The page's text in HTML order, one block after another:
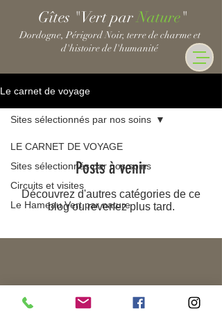
Dordogne, Périgord Noir, terre de charme et
d'histoire de l'humanité
Gîtes "Vert parNature"
Le carnet de voyage
LE CARNET DE VOYAGE
Sites sélectionnés par nos soins
Circuits et visites
Le Hameau Vert par nature
Sites sélectionnés par nos soins
Posts à venir
Découvrez d'autres catégories de ce
blog ou revenez plus tard.